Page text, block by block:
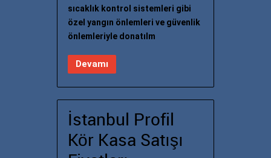
sıcaklık kontrol sistemleri gibi
özel yangın önlemleri ve güvenlik
önlemleriyle donatılm
Devamı
İstanbul Profil
Kör Kasa Satışı